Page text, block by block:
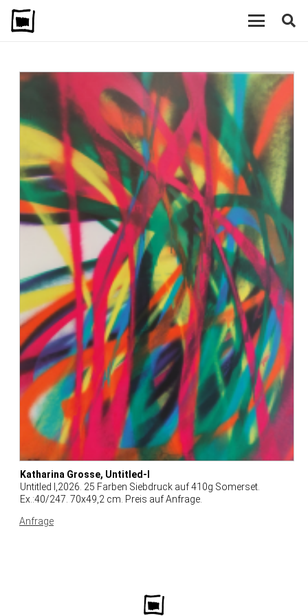
Katharina Grosse, Untitled-I
Untitled I,2026. 25 Farben Siebdruck auf 410g Somerset.
Ex.:40/247. 70x49,2 cm. Preis auf Anfrage.
Anfrage